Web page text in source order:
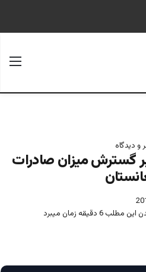
و دیدگاه
گسترش میزان صادرات
مطلب 6 دقیقه زمان میبرد